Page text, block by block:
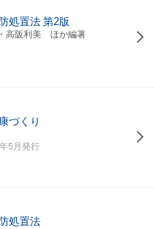
処置法 第2版
高阪利美 ほか編著
づくり
5月発行
処置法